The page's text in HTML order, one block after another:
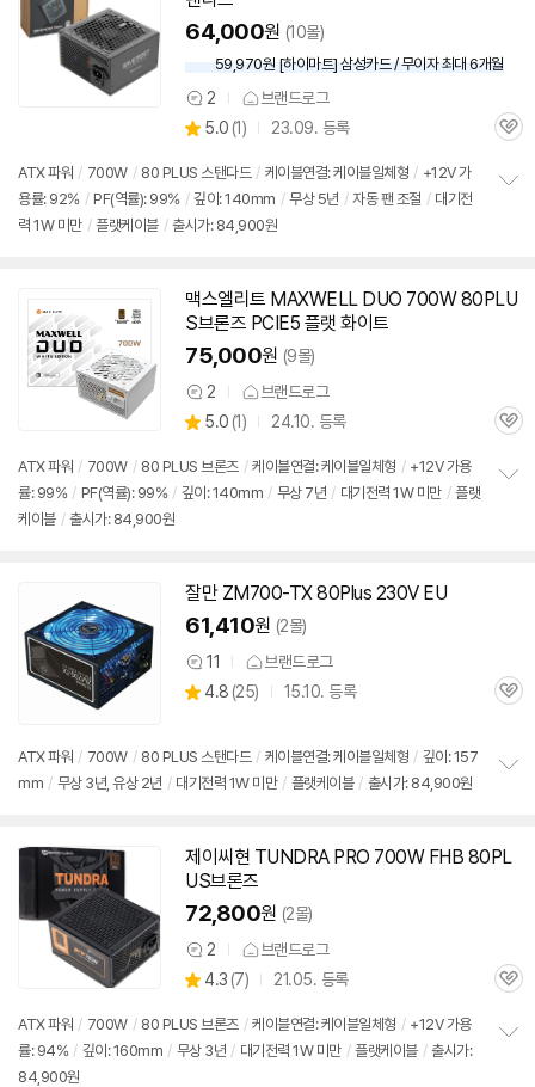
64,000원 (10몰)
59,970원 [하이마트] 삼성카드 / 무이자 최대 6개월
상
품
견
2 브랜드로그
별
점
5.0 (상
리
뷰
1) 23.09. 등록
관
ATX 파워 / 700W / 80 PLUS 스탠다드 / 케이블연결: 케이블일체형 / +12V 가
용률: 92% / PF(역률): 99% / 깊이: 140mm / 무상 5년 / 자동 팬 조절 / 대기전
력 1W 미만 / 플랫케이블 / 출시가: 84,900원
기
맥스엘리트 MAXWELL DUO 700W 80PLU
S브론즈 PCIE5 플랫 화이트
75,000원 (9몰)
상
품
견
2 브랜드로그
별
점
5.0 (상
리
뷰
1) 24.10. 등록
관
ATX 파워 / 700W / 80 PLUS 브론즈 / 케이블연결: 케이블일체형 / +12V 가용
률: 99% / PF(역률): 99% / 깊이: 140mm / 무상 7년 / 대기전력 1W 미만 / 플랫
케이블 / 출시가: 84,900원
잘만 ZM700-TX 80Plus 230V EU
61,410원 (2몰)
상
품
11 브랜드로그
별
4.8 (상
뷰
25) 15.10. 등록
관
ATX 파워 / 700W / 80 PLUS 스탠다드 / 케이블연결: 케이블일체형 / 깊이: 157
mm / 무상 3년, 유상 2년 / 대기전력 1W 미만 / 플랫케이블 / 출시가: 84,900원
제이씨현 TUNDRA PRO 700W FHB 80PL
US브론즈
72,800원 (2몰)
상
품
견
2 브랜드로그
별
점
4.3 (상
리
뷰
7) 21.05. 등록
관
ATX 파워 / 700W / 80 PLUS 브론즈 / 케이블연결: 케이블일체형 / +12V 가용
률: 94% / 깊이: 160mm / 무상 3년 / 대기전력 1W 미만 / 플랫케이블 / 출시가:
84,900원